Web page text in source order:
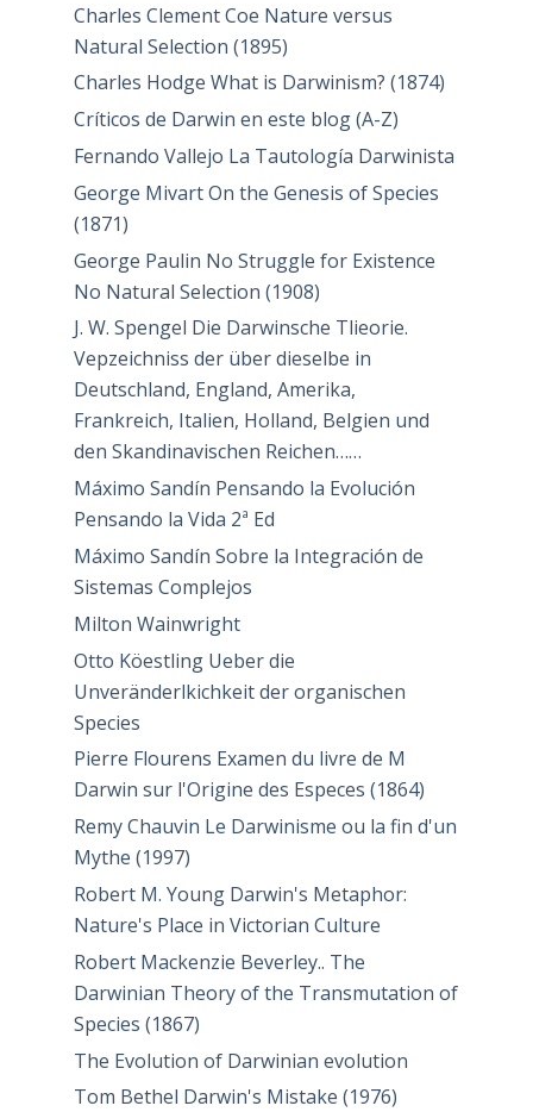
Charles Clement Coe Nature versus
Natural Selection (1895)
Charles Hodge What is Darwinism? (1874)
Críticos de Darwin en este blog (A-Z)
Fernando Vallejo La Tautología Darwinista
George Mivart On the Genesis of Species
(1871)
George Paulin No Struggle for Existence
No Natural Selection (1908)
J. W. Spengel Die Darwinsche Tlieorie.
Vepzeichniss der über dieselbe in
Deutschland, England, Amerika,
Frankreich, Italien, Holland, Belgien und
den Skandinavischen Reichen……
Máximo Sandín Pensando la Evolución
Pensando la Vida 2ª Ed
Máximo Sandín Sobre la Integración de
Sistemas Complejos
Milton Wainwright
Otto Köestling Ueber die
Unveränderlkichkeit der organischen
Species
Pierre Flourens Examen du livre de M
Darwin sur l'Origine des Especes (1864)
Remy Chauvin Le Darwinisme ou la fin d'un
Mythe (1997)
Robert M. Young Darwin's Metaphor:
Nature's Place in Victorian Culture
Robert Mackenzie Beverley.. The
Darwinian Theory of the Transmutation of
Species (1867)
The Evolution of Darwinian evolution
Tom Bethel Darwin's Mistake (1976)